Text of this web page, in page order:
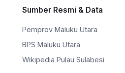
Sumber Resmi & Data
Pemprov Maluku Utara
BPS Maluku Utara
Wikipedia Pulau Sulabesi